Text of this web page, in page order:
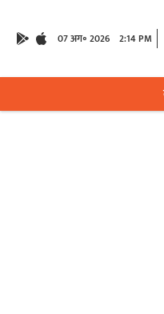
07 अग॰ 2026 2:14 PM